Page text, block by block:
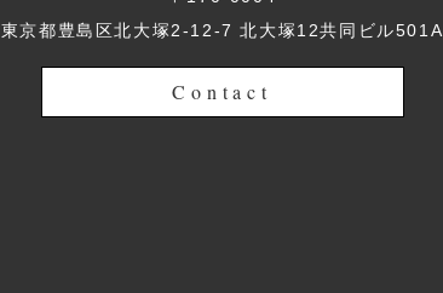
東京都豊島区北大塚2-12-7 北大塚12共同ビル501A
Contact